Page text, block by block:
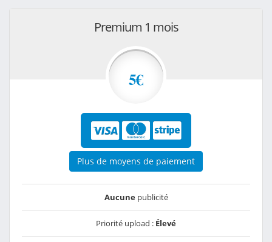
Premium 1 mois
5€
Plus de moyens de paiement
Aucunepublicité
Priorité upload : Élevé